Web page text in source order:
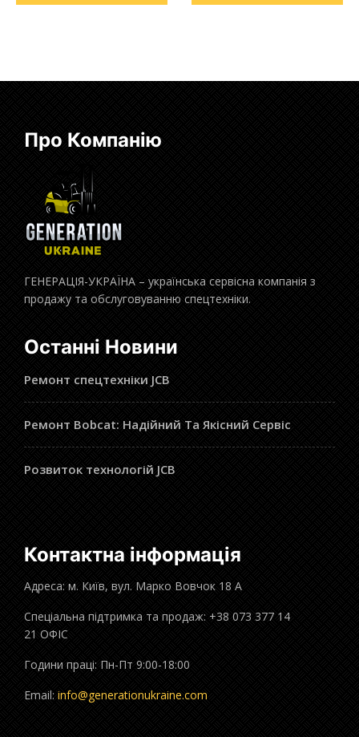
Про Компанію
ГЕНЕРАЦІЯ-УКРАЇНА – українська сервісна компанія з
продажу та обслуговуванню спецтехніки.
Останні Новини
Ремонт спецтехніки JCB
Ремонт Bobcat: Надійний Та Якісний Сервіс
Розвиток технологій JCB
Контактна інформація
Адреса: м. Київ, вул. Марко Вовчок 18 А
Спеціальна підтримка та продаж: +38 073 377 14
21 ОФІС
Години праці: Пн-Пт 9:00-18:00
Email: info@generationukraine.com